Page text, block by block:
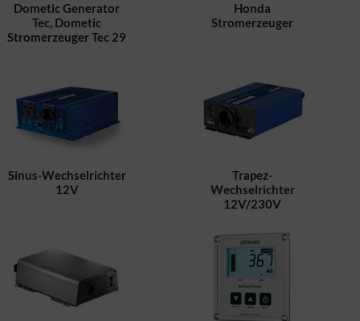
Dometic Generator
Tec, Dometic
Stromerzeuger Tec 29
Honda
Stromerzeuger
Sinus-Wechselrichter
12V
Trapez-
Wechselrichter
12V/230V